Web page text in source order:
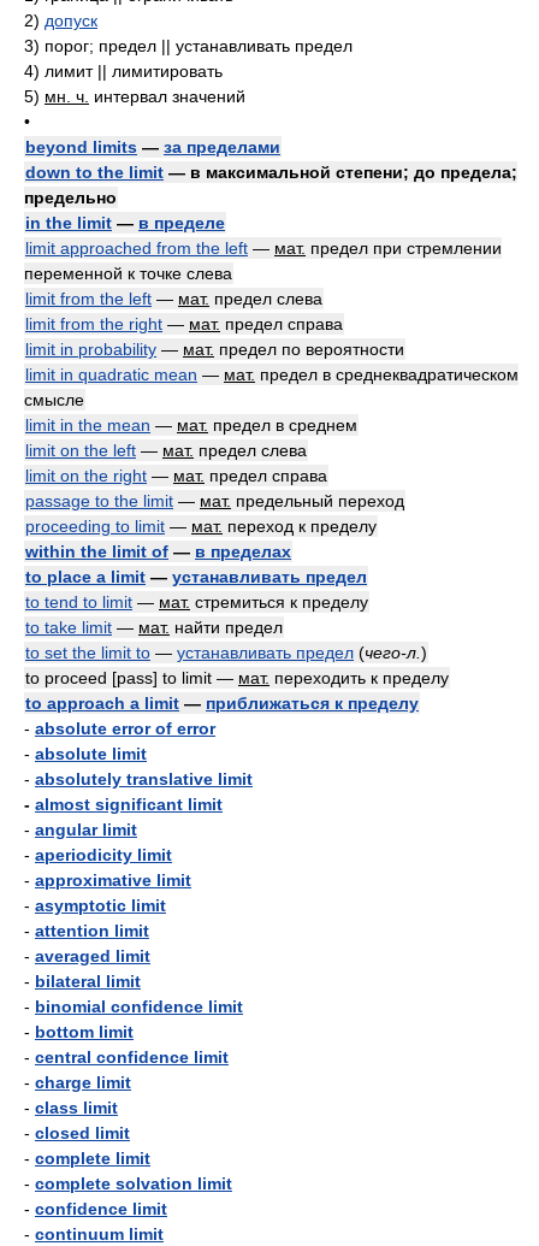
2) допуск
3) порог; предел || устанавливать предел
4) лимит || лимитировать
5) мн. ч. интервал значений
•
beyond limits — за пределами
down to the limit — в максимальной степени; до предела;
предельно
in the limit — в пределе
limit approached from the left — мат. предел при стремлении
переменной к точке слева
limit from the left — мат. предел слева
limit from the right — мат. предел справа
limit in probability — мат. предел по вероятности
limit in quadratic mean — мат. предел в среднеквадратическом
смысле
limit in the mean — мат. предел в среднем
limit on the left — мат. предел слева
limit on the right — мат. предел справа
passage to the limit — мат. предельный переход
proceeding to limit — мат. переход к пределу
within the limit of — в пределах
to place a limit — устанавливать предел
to tend to limit — мат. стремиться к пределу
to take limit — мат. найти предел
to set the limit to — устанавливать предел (чего-л. )
to proceed [pass] to limit — мат. переходить к пределу
to approach a limit — приближаться к пределу
- absolute error of error
- absolute limit
- absolutely translative limit
- almost significant limit
- angular limit
- aperiodicity limit
- approximative limit
- asymptotic limit
- attention limit
- averaged limit
- bilateral limit
- binomial confidence limit
- bottom limit
- central confidence limit
- charge limit
- class limit
- closed limit
- complete limit
- complete solvation limit
- confidence limit
- continuum limit